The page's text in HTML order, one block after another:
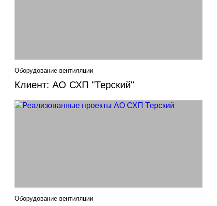
Клиент: АО СХП "Терский"
Оборудование вентиляции
Оборудование вентиляции